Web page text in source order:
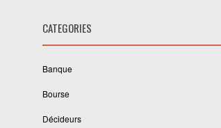
CATEGORIES
Banque
Bourse
Décideurs